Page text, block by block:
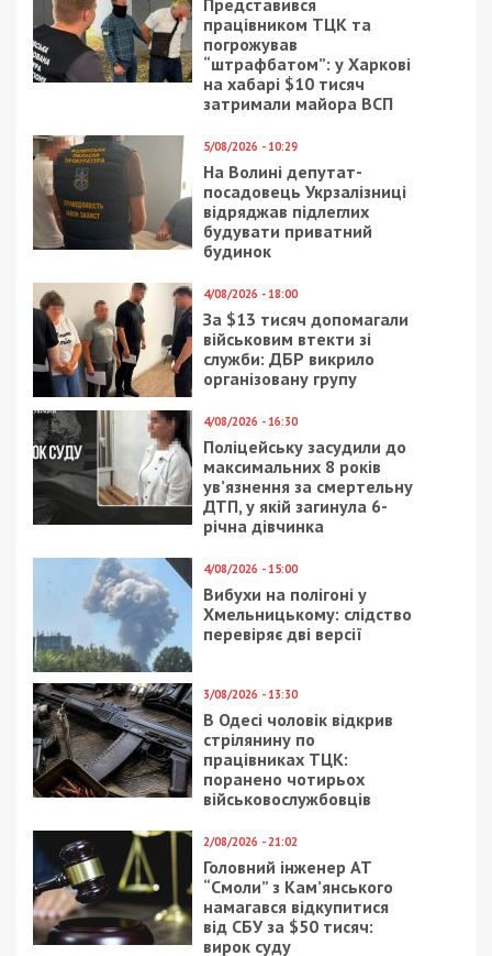
Читайте також
Телеканал “НАШ” попал под санкции СНБО
Следующая статья:
В Днепре откроют уникальную
археологическую выставку Большого
строительства: фото
ГРОШІ
25/02/2021 - 14:30
похож на итальянского
мафиозо
11/09/2019 - 9:34
сигареты могут
взлететь до 100 грн. за
пачку
26/10/2021 - 11:21
Днепряне потратили
почти 200 миллионов
долларов на новые
машины: инфографика
30/10/2019 - 16:33
На что в Днепре
потратят 13
миллиардов